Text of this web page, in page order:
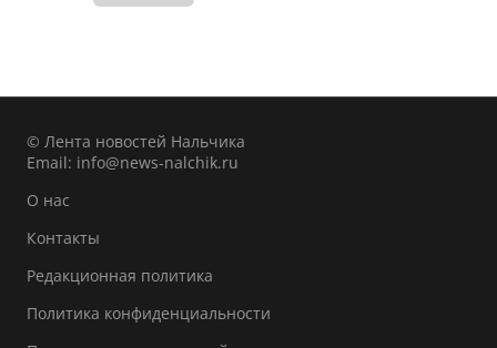
© Лента новостей Нальчика
Email: info@news-nalchik.ru
О нас
Контакты
Редакционная политика
Политика конфиденциальности